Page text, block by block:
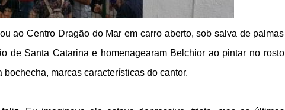
ao Centro Dragão do Mar em carro aberto, sob salva de palmas
de Santa Catarina e homenagearam Belchior ao pintar no rosto
marcas características do cantor.